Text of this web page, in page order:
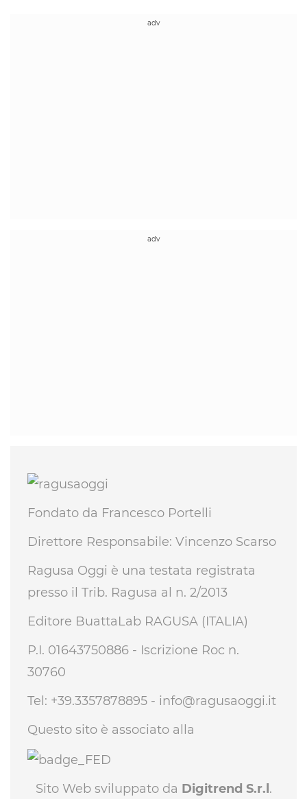
Fondato da Francesco Portelli
Direttore Responsabile: Vincenzo Scarso
Ragusa Oggi è una testata registrata
presso il Trib. Ragusa al n. 2/2013
Editore BuattaLab RAGUSA (ITALIA)
P.I. 01643750886 - Iscrizione Roc n.
30760
Tel: +39.3357878895 - info@ragusaoggi.it
Questo sito è associato alla
Sito Web sviluppato da Digitrend S.r.l.